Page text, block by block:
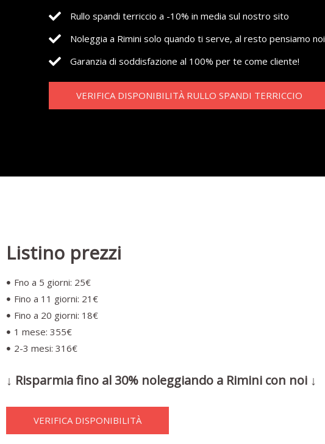
Rullo spandi terriccio a -10% in media sul nostro sito
Noleggia a Rimini solo quando ti serve, al resto pensiamo noi
Garanzia di soddisfazione al 100% per te come cliente!
VERIFICA DISPONIBILITÀ RULLO SPANDI TERRICCIO
Listino prezzi
Fno a 5 giorni: 25€
Fino a 11 giorni: 21€
Fino a 20 giorni: 18€
1 mese: 355€
2-3 mesi: 316€
↓ Risparmia fino al 30% noleggiando a Rimini con noi ↓
VERIFICA DISPONIBILITÀ